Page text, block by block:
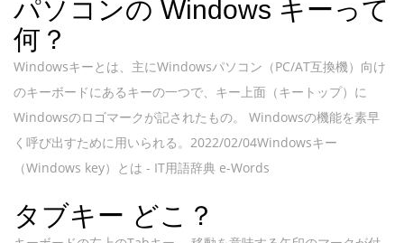
パソコンの Windows キーって
何？
Windowsキーとは、主にWindowsパソコン（PC/AT互換機）向け
のキーボードにあるキーの一つで、キー上面（キートップ）に
Windowsのロゴマークが記されたもの。 Windowsの機能を素早
く呼び出すために用いられる。2022/02/04Windowsキー
（Windows key）とは - IT用語辞典 e-Words
タブキー どこ？